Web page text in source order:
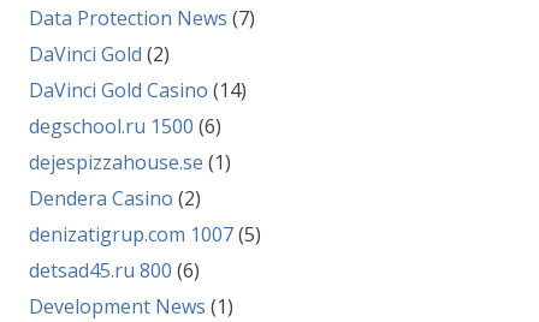
Data Protection News (7)
DaVinci Gold (2)
DaVinci Gold Casino (14)
degschool.ru 1500 (6)
dejespizzahouse.se (1)
Dendera Casino (2)
denizatigrup.com 1007(5)
detsad45.ru 800 (6)
Development News (1)